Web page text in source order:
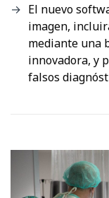
El nuevo
imagen,
mediante una
innovadora, y
falsos